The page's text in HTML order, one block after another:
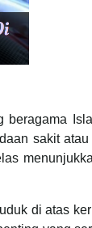
sakit atau
di atas